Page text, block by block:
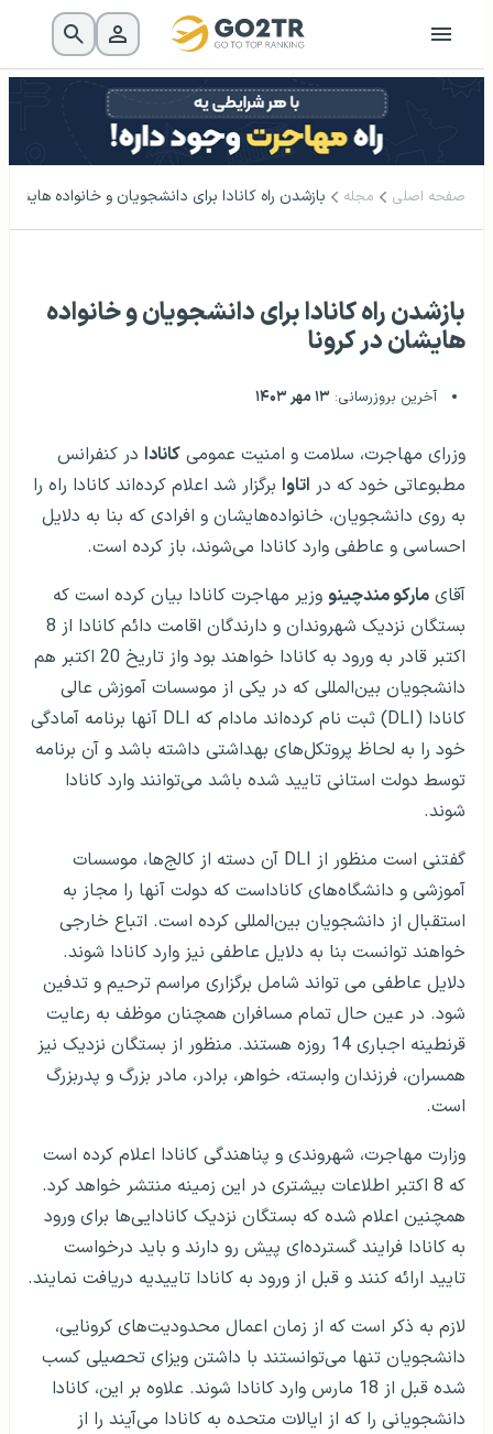
صفحه اصلی مجله بازشدن راه کانادا برای دانشجویان و خانواده هایشان
بازشدن راه کانادا برای دانشجویان و خانواده
هایشان در کرونا
آخرین بروزرسانی: ۱۳ مهر ۱۴۰۳
وزرای مهاجرت، سلامت و امنیت عمومی کانادا در کنفرانس
مطبوعاتی خود که در اتاوا برگزار شد اعلام کرده‌اند کانادا راه را
به روی دانشجویان، خانواده‌هایشان و افرادی که بنا به دلایل
احساسی و عاطفی وارد کانادا می‌شوند، باز کرده است.
آقای مارکو مندچینو وزیر مهاجرت کانادا بیان کرده است که
بستگان نزدیک شهروندان و دارندگان اقامت دائم کانادا از 8
اکتبر قادر به ورود به کانادا خواهند بود واز تاریخ 20 اکتبر هم
دانشجویان بین‌المللی که در یکی از موسسات آموزش عالی
کانادا (DLI) ثبت نام کرده‌اند مادام که DLI آنها برنامه آمادگی
خود را به لحاظ پروتکل‌های بهداشتی داشته باشد و آن برنامه
توسط دولت استانی تایید شده باشد می‌توانند وارد کانادا
شوند.
گفتنی است منظور از DLI آن دسته از کالج‌ها، موسسات
آموزشی و دانشگاه‌های کاناداست که دولت آنها را مجاز به
استقبال از دانشجویان بین‌المللی کرده است. اتباع خارجی
خواهند توانست بنا به دلایل عاطفی نیز وارد کانادا شوند.
دلایل عاطفی می تواند شامل برگزاری مراسم ترحیم و تدفین
شود. در عین حال تمام مسافران همچنان موظف به رعایت
قرنطینه اجباری 14 روزه هستند. منظور از بستگان نزدیک نیز
همسران، فرزندان وابسته، خواهر، برادر، مادر بزرگ و پدربزرگ
است.
وزارت مهاجرت، شهروندی و پناهندگی کانادا اعلام کرده است
که 8 اکتبر اطلاعات بیشتری در این زمینه منتشر خواهد کرد.
همچنین اعلام شده که بستگان نزدیک کانادایی‌ها برای ورود
به کانادا فرایند گسترده‌ای پیش رو دارند و باید درخواست
تایید ارائه کنند و قبل از ورود به کانادا تاییدیه دریافت نمایند.
لازم به ذکر است که از زمان اعمال محدودیت‌های کرونایی،
دانشجویان تنها می‌توانستند با داشتن ویزای تحصیلی کسب
شده قبل از 18 مارس وارد کانادا شوند. علاوه بر این، کانادا
دانشجویانی را که از ایالات متحده به کانادا می‌آیند را از